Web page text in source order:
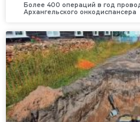
Более 400 операций в год
Архангельского онкодиспансера